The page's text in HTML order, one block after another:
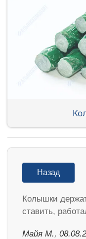
Назад
Колышки
ставить,
Майя М.,